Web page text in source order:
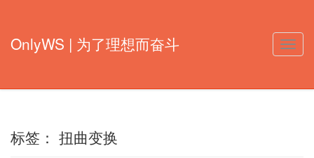
Toggle
OnlyWS | 为了理想而奋斗
标签： 扭曲变换